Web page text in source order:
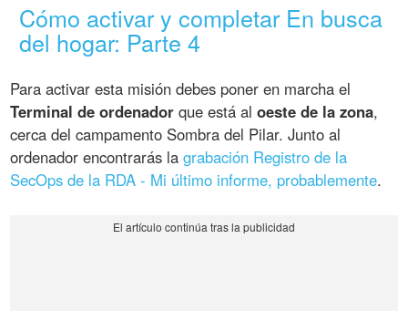
Cómo activar y completar En busca
del hogar: Parte 4
Para activar esta misión debes poner en marcha el
Terminal de ordenador que está aloeste de la zona,
cerca del campamento Sombra del Pilar. Junto al
ordenador encontrarás lagrabación Registro de la
SecOps de la RDA - Mi último informe, probablemente.